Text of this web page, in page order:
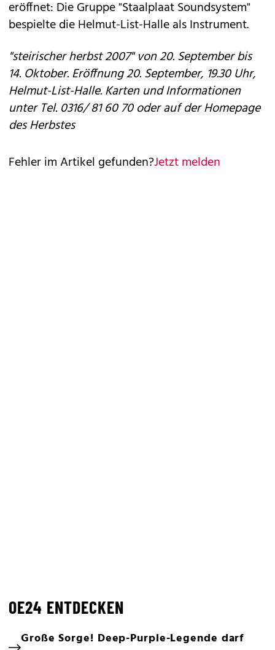
eröffnet: Die Gruppe "Staalplaat Soundsystem"
bespielte die Helmut-List-Halle als Instrument.
"steirischer herbst 2007" von 20. September bis
14. Oktober. Eröffnung 20. September, 19.30 Uhr,
Helmut-List-Halle. Karten und Informationen
unter Tel. 0316/ 81 60 70 oder auf derHomepage
des Herbstes
Fehler im Artikel gefunden?Jetzt melden
OE24 ENTDECKEN
Große Sorge! Deep-Purple-Legende darf